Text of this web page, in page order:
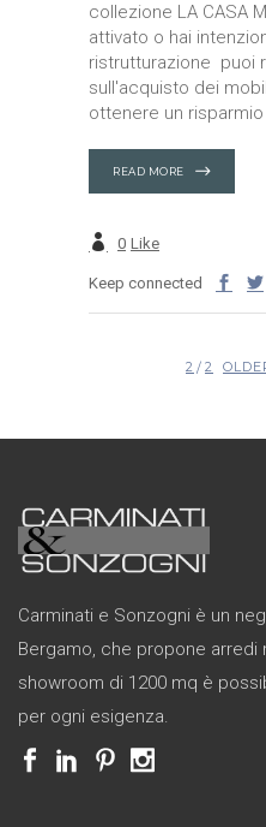
collezione LA CASA
attivato o hai
ristrutturazione puoi
sull'acquisto dei
ottenere un
READ MORE
0 Like
Keep connected
2 2
Carminati e Sonzogni è un
Bergamo, che propone arredi
showroom di 1200 mq è
per ogni esigenza.